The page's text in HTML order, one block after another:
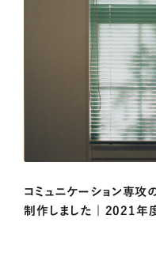
コミュニケーション専
制作しました | 2021年